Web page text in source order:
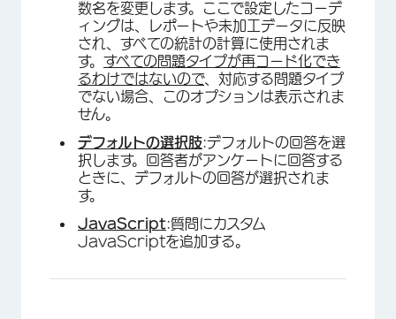
×
数名を変更します。ここで設定したコーデ
ィングは、レポートや未加工データに反映
され、すべての統計の計算に使用されま
す。 すべての問題タイプが再コード化でき
るわけではないので、対応する問題タイプ
でない場合、このオプションは表示されま
せん。
デフォルトの選択肢:デフォルトの回答を選
択します。回答者がアンケートに回答する
ときに、デフォルトの回答が選択されま
す。
JavaScript:質問にカスタム
JavaScriptを追加する。